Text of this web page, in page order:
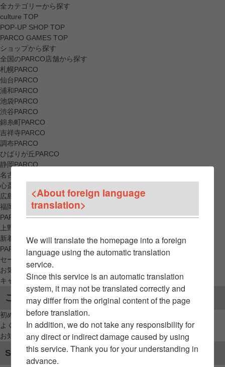
全カテゴリーから探す
culture TOP
POP-UP SHOP TOP
PARCO GAMES TOP
ショップから探す
全国のPARCO店舗から探す
札幌PARCO
仙台PARCO
浦和PARCO
池袋PARCO
渋谷PARCO
錦糸町PARCO
吉祥寺PARCO
調布PARCO
ひばりが丘PARCO
静岡PARCO
名古屋PARCO
心斎橋PARCO
広島PARCO
福岡PARCO
PARCO_ya
上野
新着アイテムから探す
PARCO限定アイテムから探す
セールアイテムから探す
お気に入りから探す
キャンペーン/クーポン対象から探す
ご利用案内
初めてのお客様へ
よくあるご質問 / お問い合わせ
お知らせ
SNSアカウント
<About foreign language
translation>
We will translate the homepage into a foreign
language using the automatic translation
service.
Since this service is an automatic translation
system, it may not be translated correctly and
may differ from the original content of the page
before translation.
In addition, we do not take any responsibility for
any direct or indirect damage caused by using
this service. Thank you for your understanding in
advance.